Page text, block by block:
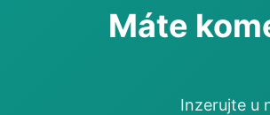
Máte
Inzerujte u